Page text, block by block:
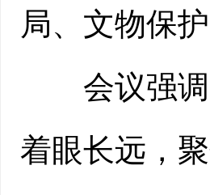
局、文物保
会议强调
着眼长远，